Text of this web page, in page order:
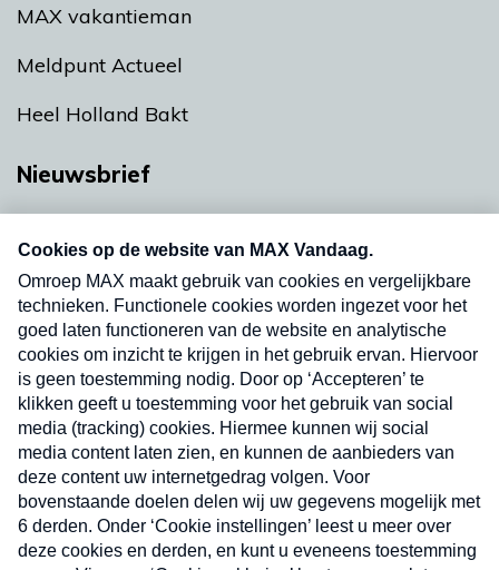
MAX vakantieman
Meldpunt Actueel
Heel Holland Bakt
Nieuwsbrief
nieuwsbrief. Elke vrijdag- en dinsdagochtend in
uw mailbox.
Verzend
Nieuwsbrief